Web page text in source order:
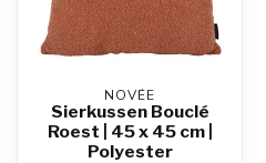
NOVÉE
Sierkussen Bouclé
Roest | 45 x 45 cm |
Polyester